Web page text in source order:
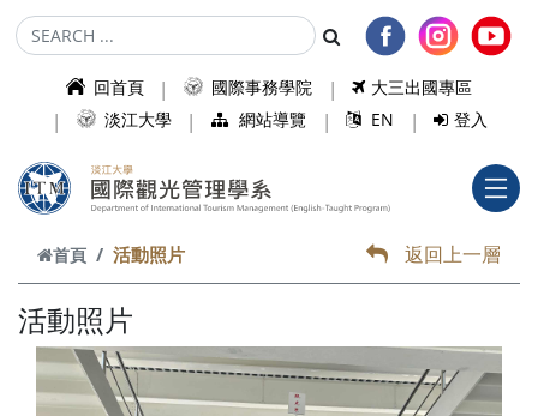
跳到主要內容
回首頁 國際事務學院
大三出國專區
淡江大學
網站導覽 EN 登入
首頁 活動照片 返回上一層
活動照片